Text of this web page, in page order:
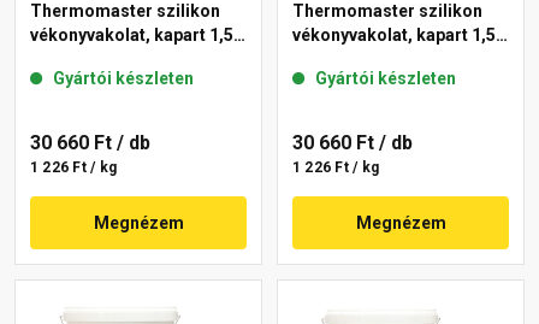
Thermomaster szilikon
vékonyvakolat, kapart 1,5
Gyártói készleten
30 660 Ft / db
1 226 Ft / kg
Megnézem
Thermomaster szilikon
vékonyvakolat, kapart 1,5
Gyártói készleten
30 660 Ft / db
1 226 Ft / kg
Megnézem